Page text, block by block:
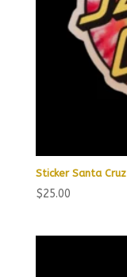
Sticker Santa
$25.00